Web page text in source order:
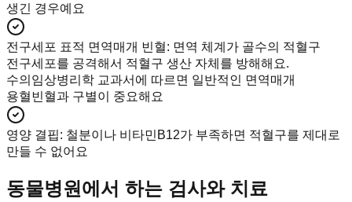
생긴 경우예요
전구세포 표적 면역매개 빈혈: 면역 체계가 골수의 적혈구
전구세포를 공격해서 적혈구 생산 자체를 방해해요.
수의임상병리학 교과서에 따르면 일반적인 면역매개
용혈빈혈과 구별이 중요해요
영양 결핍: 철분이나 비타민B12가 부족하면 적혈구를 제대로
만들 수 없어요
동물병원에서 하는 검사와 치료